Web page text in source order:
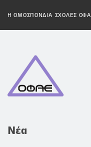
H ΟΜΟΣΠΟΝΔΙΑ ΣΧΟΛΕΣ
Νέα